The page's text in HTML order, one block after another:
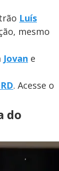
Luís
mesmo
Jovan e
. Acesse o
do